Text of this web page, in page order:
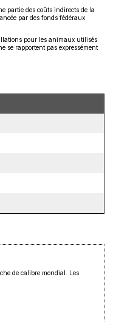
partie des coûts indirects de la
par des fonds fédéraux
pour les animaux utilisés
se rapportent pas expressément
de calibre mondial. Les